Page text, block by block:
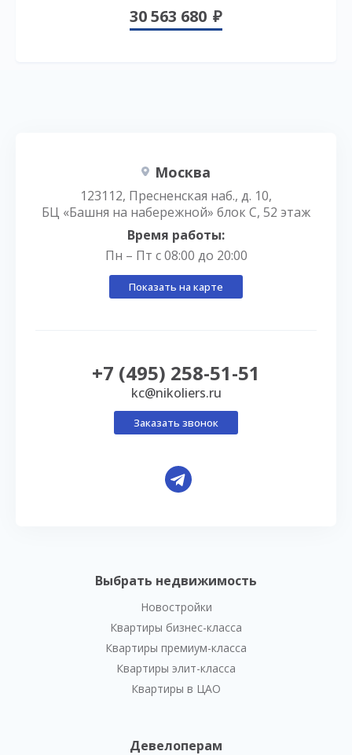
30 563 680
Выбрать недвижимость
Новостройки
Квартиры бизнес-класса
Квартиры премиум-класса
Квартиры элит-класса
Квартиры в ЦАО
Девелоперам
Москва
123112, Пресненская наб., д. 10,
БЦ «Башня на набережной» блок С, 52 этаж
Время работы:
Пн – Пт с 08:00 до 20:00
Показать на карте
+7 (495) 258-51-51
kc@nikoliers.ru
Заказать звонок